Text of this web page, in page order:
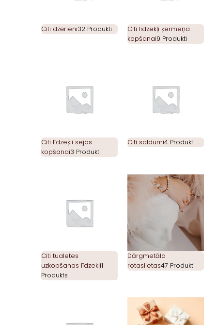
Citi dzērieni32 Produkti
Citi līdzekļi ķermeņa
kopšanai9 Produkti
Citi līdzeķli sejas
kopšanai3 Produkti
Citi saldumi4 Produkti
Citi tualetes
uzkopšanas līdzekļi1
Produkts
Dārgmetāla
rotaslietas47 Produkti